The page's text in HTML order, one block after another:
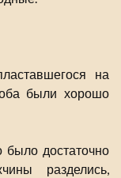
на
были хорошо
достаточно
разделись,